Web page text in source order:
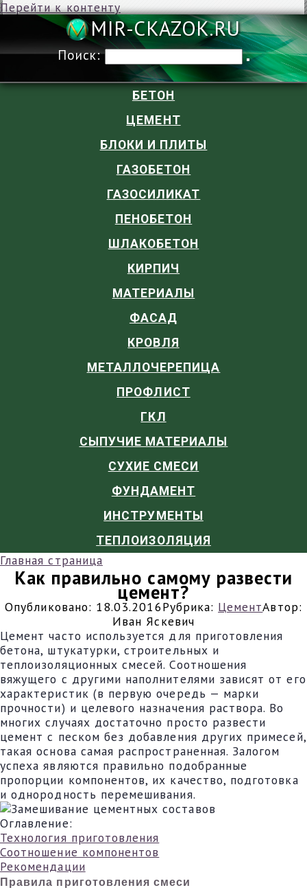
Перейти к контенту
MIR-
Поиск:
БЕТОН
ЦЕМЕНТ
БЛОКИ И ПЛИТЫ
ГАЗОБЕТОН
ГАЗОСИЛИКАТ
ПЕНОБЕТОН
ШЛАКОБЕТОН
КИРПИЧ
МАТЕРИАЛЫ
ФАСАД
КРОВЛЯ
МЕТАЛЛОЧЕРЕПИЦА
ПРОФЛИСТ
ГКЛ
СЫПУЧИЕ МАТЕРИАЛЫ
СУХИЕ СМЕСИ
ФУНДАМЕНТ
ИНСТРУМЕНТЫ
ТЕПЛОИЗОЛЯЦИЯ
Главная страница
Как правильно самому развести
цемент?
Опубликовано: 18.03.2016Рубрика: ЦементАвтор:
Иван Яскевич
Цемент часто используется для приготовления
бетона, штукатурки, строительных и
теплоизоляционных смесей. Соотношения
вяжущего с другими наполнителями зависят от его
характеристик (в первую очередь — марки
прочности) и целевого назначения раствора. Во
многих случаях достаточно просто развести
цемент с песком без добавления других примесей,
такая основа самая распространенная. Залогом
успеха являются правильно подобранные
пропорции компонентов, их качество, подготовка
и однородность перемешивания.
Оглавление:
Технология приготовления
Соотношение компонентов
Рекомендации
Правила приготовления смеси